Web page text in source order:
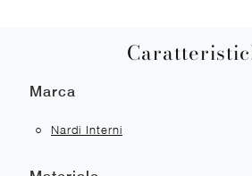
Marca
Nardi Interni